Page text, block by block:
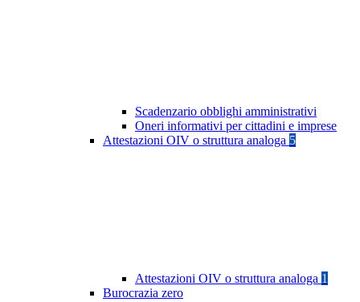
Scadenzario obblighi amministrativi
Oneri informativi per cittadini e imprese
Attestazioni OIV o struttura analoga 5
Attestazioni OIV o struttura analoga 1
Burocrazia zero